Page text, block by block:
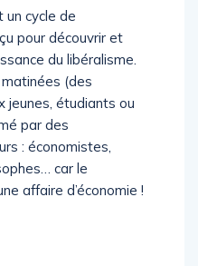
un cycle de
pour découvrir et
du libéralisme.
(des
étudiants ou
par des
: économistes,
car le
affaire d’économie !